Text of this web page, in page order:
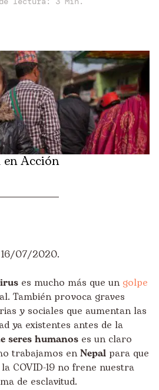
en Acción
07/2020.
es mucho más que un golpe
También provoca graves
y sociales que aumentan las
ya existentes antes de la
seres humanos es un claro
trabajamos enNepal para que
COVID-19 no frene nuestra
de esclavitud.